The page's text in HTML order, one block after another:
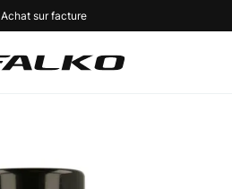
Achat sur facture